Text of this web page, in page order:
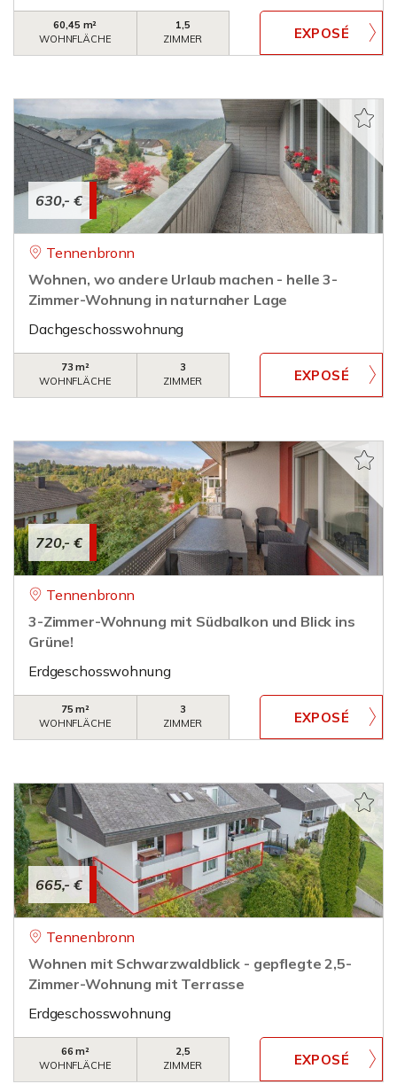
60,45 m²
WOHNFLÄCHE
1,5
ZIMMER
630,- €
Tennenbronn
Wohnen, wo andere Urlaub machen - helle 3-
Zimmer-Wohnung in naturnaher Lage
Dachgeschosswohnung
73 m²
WOHNFLÄCHE
3
ZIMMER
720,- €
Tennenbronn
3-Zimmer-Wohnung mit Südbalkon und Blick ins
Grüne!
Erdgeschosswohnung
75 m²
WOHNFLÄCHE
3
ZIMMER
665,- €
Tennenbronn
Wohnen mit Schwarzwaldblick - gepflegte 2,5-
Zimmer-Wohnung mit Terrasse
Erdgeschosswohnung
66 m²
WOHNFLÄCHE
2,5
ZIMMER